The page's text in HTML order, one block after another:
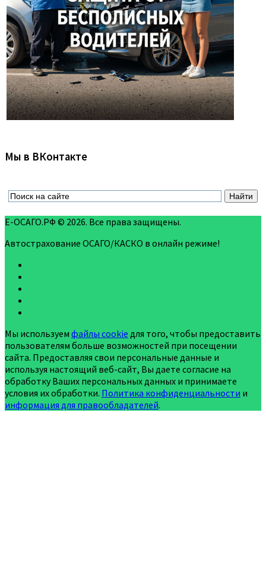
Мы в ВКонтакте
Е-ОСАГО.РФ © 2026. Все права защищены.
Автострахование ОСАГО/КАСКО в онлайн режиме!
Мы используем файлы cookie для того, чтобы предоставить
пользователям больше возможностей при посещении
сайта. Предоставляя свои персональные данные и
используя настоящий веб-сайт, Вы даете согласие на
обработку Ваших персональных данных и принимаете
условия их обработки. Политика конфиденциальности и
информация для правообладателей.